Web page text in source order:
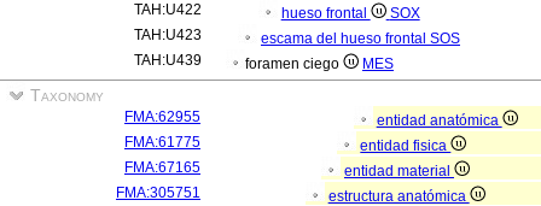
TAH:U422
hueso frontal
SOX
TAH:U423
escama del hueso frontal SOS
TAH:U439
foramen ciego MES
Taxonomy
FMA:62955
entidad anatómica
FMA:61775
entidad fisica
FMA:67165
entidad material
FMA:305751
estructura anatómica